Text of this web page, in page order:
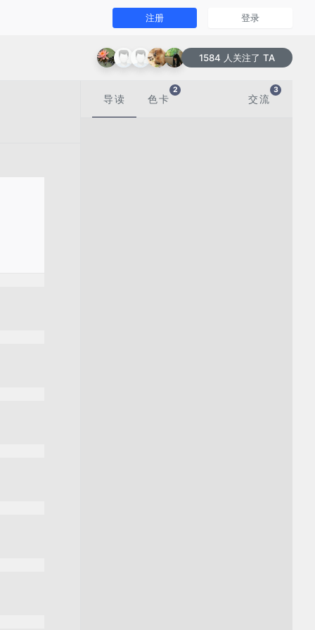
注册 登录
1584 人关注了 TA
导读 色卡
2
交流
3